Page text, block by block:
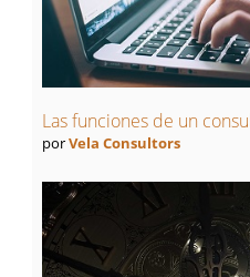
Las funciones de un
porVela Consultors